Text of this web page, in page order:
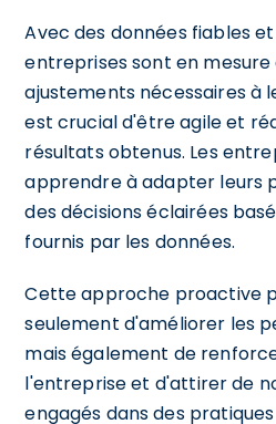
Avec des données fiables
entreprises sont en
ajustements nécessaires à
est crucial d'être agile et
résultats obtenus. Les
apprendre à adapter leurs
des décisions éclairées
fournis par les données.
Cette approche proactive
seulement d'améliorer les
mais également de
l'entreprise et d'attirer de
engagés dans des